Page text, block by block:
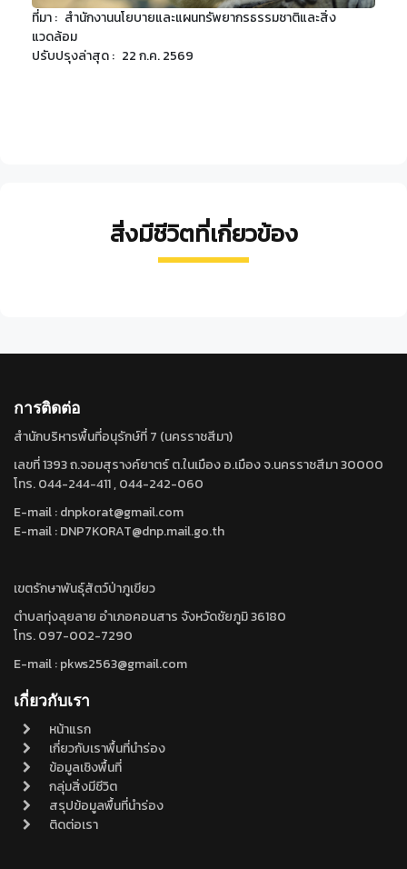
ที่มา : สำนักงานนโยบายและแผนทรัพยากรธรรมชาติและสิ่ง
แวดล้อม
ปรับปรุงล่าสุด : 22 ก.ค. 2569
สิ่งมีชีวิตที่เกี่ยวข้อง
เหยี่ยว
การติดต่อ
สำนักบริหารพื้นที่อนุรักษ์ที่ 7 (นครราชสีมา)
เลขที่ 1393 ถ.จอมสุรางค์ยาตร์ ต.ในเมือง อ.เมือง จ.นครราชสีมา 30000
โทร. 044-244-411 , 044-242-060
E-mail : dnpkorat@gmail.com
E-mail : DNP7KORAT@dnp.mail.go.th
เขตรักษาพันธุ์สัตว์ป่าภูเขียว
ตำบลทุ่งลุยลาย อำเภอคอนสาร จังหวัดชัยภูมิ 36180
โทร. 097-002-7290
E-mail : pkws2563@gmail.com
เกี่ยวกับเรา
หน้าแรก
เกี่ยวกับเราพื้นที่นำร่อง
ข้อมูลเชิงพื้นที่
กลุ่มสิ่งมีชีวิต
สรุปข้อมูลพื้นที่นำร่อง
ติดต่อเรา